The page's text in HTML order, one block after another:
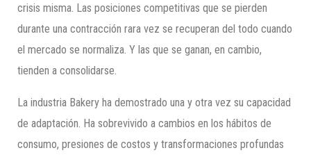
crisis misma. Las posiciones competitivas que se pierden
durante una contracción rara vez se recuperan del todo cuando
el mercado se normaliza. Y las que se ganan, en cambio,
tienden a consolidarse.
La industria Bakery ha demostrado una y otra vez su capacidad
de adaptación. Ha sobrevivido a cambios en los hábitos de
consumo, presiones de costos y transformaciones profundas